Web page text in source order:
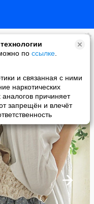
по ссылке
и связанная с ними
наркотических
причиняет
запрещён и влечёт